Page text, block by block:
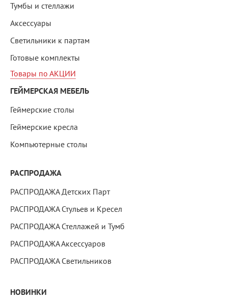
Тумбы и стеллажи
Аксессуары
Светильники к партам
Готовые комплекты
Товары по АКЦИИ
ГЕЙМЕРСКАЯ МЕБЕЛЬ
Геймерские столы
Геймерские кресла
Компьютерные столы
РАСПРОДАЖА
РАСПРОДАЖА Детских Парт
РАСПРОДАЖА Стульев и Кресел
РАСПРОДАЖА Стеллажей и Тумб
РАСПРОДАЖА Аксессуаров
РАСПРОДАЖА Светильников
НОВИНКИ